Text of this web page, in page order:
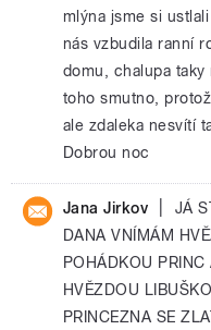
mlýna jsme si
nás vzbudila ranní
domu, chalupa
toho smutno,
ale zdaleka nesvítí
Dobrou noc
Jana Jirkov
JÁ
DANA VNÍMÁM
POHÁDKOU PRINC
HVĚZDOU
PRINCEZNA SE